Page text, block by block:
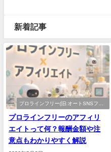
新着記事
プロラインフリー(旧:オートSNSフリ
プロラインフリーのアフィリ
エイトって何？報酬金額や注
意点もわかりやすく解説